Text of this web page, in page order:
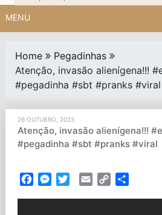
MENU
Home
Pegadinhas
Atenção, invasão alienígena!!!
#pegadinha #sbt #pranks #viral
26 OUTUBRO, 2023
Atenção, invasão alienígena!!!
#pegadinha #sbt #pranks #viral
FacebookMessenger
TwitterEmail Copy